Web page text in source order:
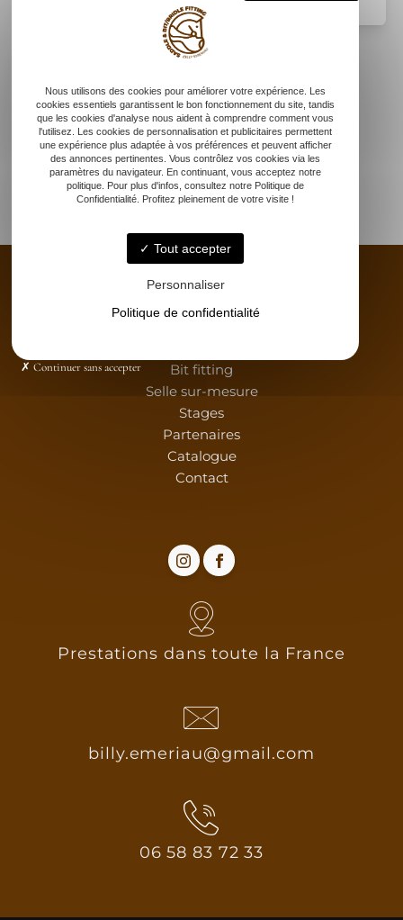
Bit fitting
Selle sur-mesure
Stages
Partenaires
Catalogue
Contact
Prestations dans toute la France
billy.emeriau@gmail.com
06 58 83 72 33
Nous utilisons des cookies pour améliorer votre expérience. Les
cookies essentiels garantissent le bon fonctionnement du site, tandis
que les cookies d'analyse nous aident à comprendre comment vous
l'utilisez. Les cookies de personnalisation et publicitaires permettent
une expérience plus adaptée à vos préférences et peuvent afficher
des annonces pertinentes. Vous contrôlez vos cookies via les
paramètres du navigateur. En continuant, vous acceptez notre
politique. Pour plus d'infos, consultez notre Politique de
Confidentialité. Profitez pleinement de votre visite !
Tout accepter
Personnaliser
Politique de confidentialité
Continuer sans accepter